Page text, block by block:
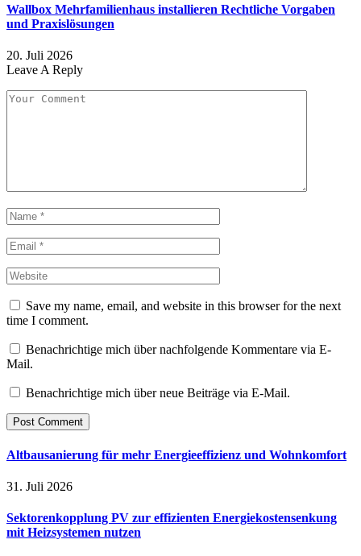
Wallbox Mehrfamilienhaus installieren Rechtliche Vorgaben
und Praxislösungen
20. Juli 2026
Leave A Reply
Save my name, email, and website in this browser for the next
time I comment.
Benachrichtige mich über nachfolgende Kommentare via E-
Mail.
Benachrichtige mich über neue Beiträge via E-Mail.
Altbausanierung für mehr Energieeffizienz und Wohnkomfort
31. Juli 2026
Sektorenkopplung PV zur effizienten Energiekostensenkung
mit Heizsystemen nutzen